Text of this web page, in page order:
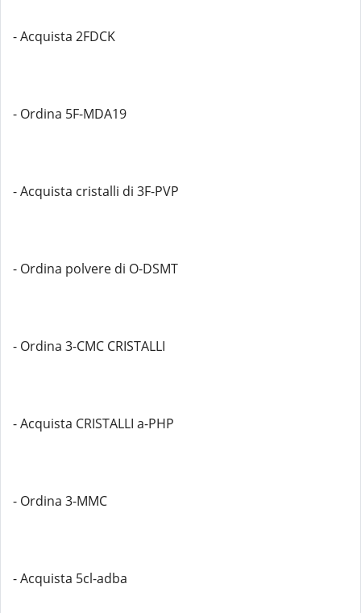
- Acquista 2FDCK
- Ordina 5F-MDA19
- Acquista cristalli di 3F-PVP
- Ordina polvere di O-DSMT
- Ordina 3-CMC CRISTALLI
- Acquista CRISTALLI a-PHP
- Ordina 3-MMC
- Acquista 5cl-adba